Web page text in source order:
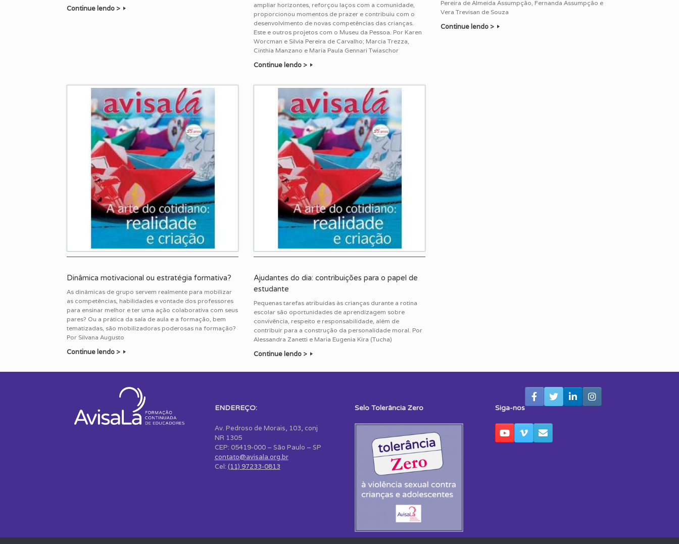
Continue lendo >
ampliar horizontes, reforçou laços com a comunidade,
proporcionou momentos de prazer e contribuiu com o
desenvolvimento de novas competências das crianças.
Este e outros projetos com o Museu da Pessoa. Por Karen
Worcman e Silvia Pereira de Carvalho; Marcia Trezza,
Cinthia Manzano e Maria Paula Gennari Twiaschor
Continue lendo >
Pereira de Almeida Assumpção, Fernanda Assumpção e
Vera Trevisan de Souza
Continue lendo >
Dinâmica motivacional ou estratégia formativa?
As dinâmicas de grupo servem realmente para mobilizar
as competências, habilidades e vontade dos professores
para ensinar melhor e ter uma ação colaborativa com seus
pares? Ou a prática da sala de aula e a formação, bem
tematizadas, são mobilizadoras poderosas na formação?
Por Silvana Augusto
Continue lendo >
Ajudantes do dia: contribuições para o papel de
estudante
Pequenas tarefas atribuídas às crianças durante a rotina
escolar são oportunidades de aprendizagem sobre
convivência, respeito e responsabilidade, além de
contribuir para a construção da personalidade moral. Por
Alessandra Zanetti e Maria Eugenia Kira (Tucha)
Continue lendo >
ENDEREÇO:
Av. Pedroso de Morais, 103, conj
NR 1305
CEP: 05419-000 – São Paulo – SP
contato@avisala.org.br
Cel: (11) 97233-0813
Selo Tolerância Zero Siga-nos